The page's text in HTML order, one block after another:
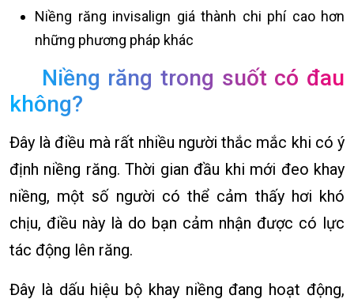
Niềng răng invisalign giá thành chi phí cao hơn
những phương pháp khác
Niềng răng trong suốt có đau
không?
Đây là điều mà rất nhiều người thắc mắc khi có ý
định niềng răng. Thời gian đầu khi mới đeo khay
niềng, một số người có thể cảm thấy hơi khó
chịu, điều này là do bạn cảm nhận được có lực
tác động lên răng.
Đây là dấu hiệu bộ khay niềng đang hoạt động,